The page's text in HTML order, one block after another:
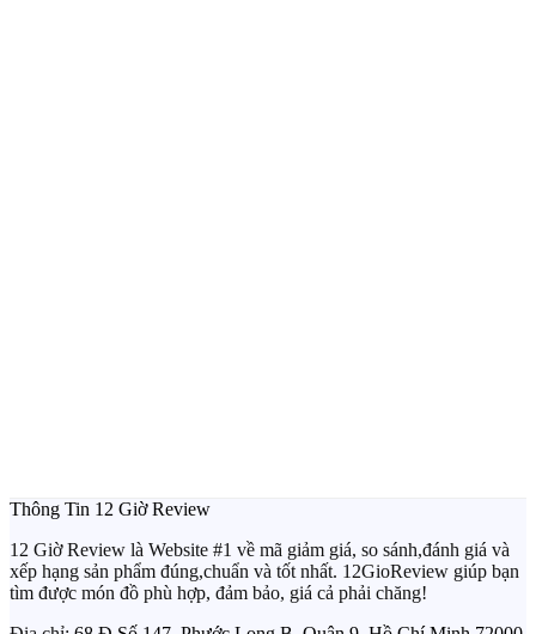
Thông Tin 12 Giờ Review
12 Giờ Review là Website #1 về mã giảm giá, so sánh,đánh giá và
xếp hạng sản phẩm đúng,chuẩn và tốt nhất. 12GioReview giúp bạn
tìm được món đồ phù hợp, đảm bảo, giá cả phải chăng!